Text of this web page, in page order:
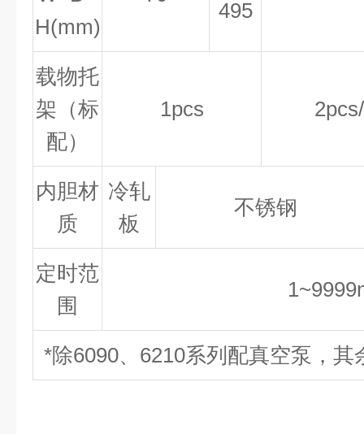
H(mm)
495
载物托
架（标
配）
1pcs
内胆材
质
冷轧
板
不锈钢
定时范
围
*除6090、6210系列配真空泵，